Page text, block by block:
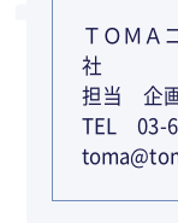
ＴＯＭＡ
社
担当 企
TEL 03-